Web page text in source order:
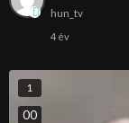
hun_tv
4 év
1
00